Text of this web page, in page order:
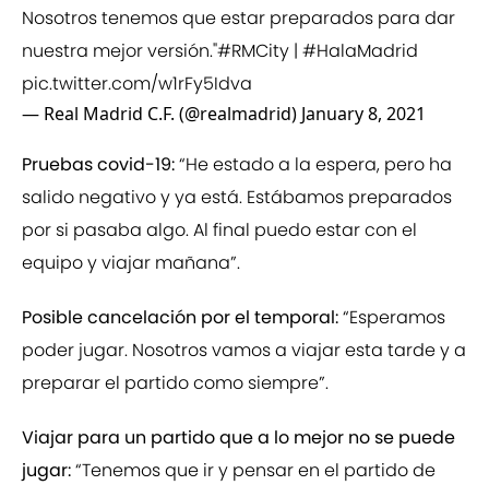
Nosotros tenemos que estar preparados para dar
nuestra mejor versión."#RMCity | #HalaMadrid
pic.twitter.com/w1rFy5Idva
— Real Madrid C.F. (@realmadrid) January 8, 2021
Pruebas covid-19:“He estado a la espera, pero ha
salido negativo y ya está. Estábamos preparados
por si pasaba algo. Al final puedo estar con el
equipo y viajar mañana”.
Posible cancelación por el temporal:“Esperamos
poder jugar. Nosotros vamos a viajar esta tarde y a
preparar el partido como siempre”.
Viajar para un partido que a lo mejor no se puede
jugar:“Tenemos que ir y pensar en el partido de